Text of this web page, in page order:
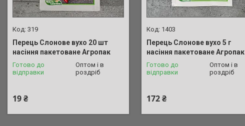
319
Перець Слонове вухо 20 шт
насіння пакетоване Агропак
Готово до
відправки
Оптом і в
роздріб
19 ₴
1403
Перець Слонове вухо 5 г
насіння пакетоване Агропак
Готово до
відправки
Оптом і в
роздріб
172 ₴